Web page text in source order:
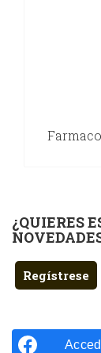
¿QUIERES
Regístrese